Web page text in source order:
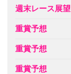
週末レース展望
重賞予想
重賞予想
重賞予想